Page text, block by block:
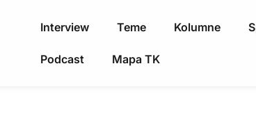
Interview Teme Kolumne
Podcast Mapa TK